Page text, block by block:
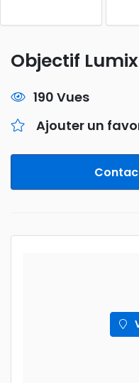
Objectif Lumix
190 Vues
Ajouter un